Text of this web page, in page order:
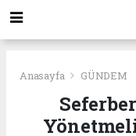
Anasayfa GÜNDEM